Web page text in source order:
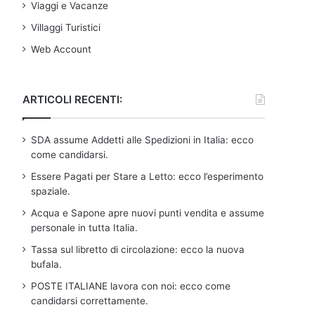
Viaggi e Vacanze
Villaggi Turistici
Web Account
ARTICOLI RECENTI:
SDA assume Addetti alle Spedizioni in Italia: ecco
come candidarsi.
Essere Pagati per Stare a Letto: ecco l’esperimento
spaziale.
Acqua e Sapone apre nuovi punti vendita e assume
personale in tutta Italia.
Tassa sul libretto di circolazione: ecco la nuova
bufala.
POSTE ITALIANE lavora con noi: ecco come
candidarsi correttamente.